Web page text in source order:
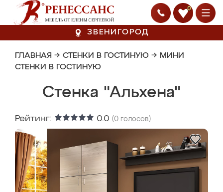
0
ЗВЕНИГОРОД
ГЛАВНАЯ → СТЕНКИ В ГОСТИНУЮ → МИНИ
СТЕНКИ В ГОСТИНУЮ
Стенка "Альхена"
Рейтинг: 0.0 (0 голосов)